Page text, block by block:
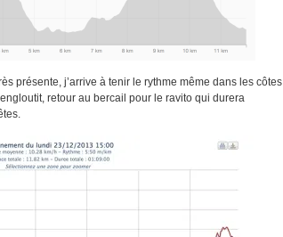
présente, j’arrive à tenir le rythme même dans les côtes
retour au bercail pour le ravito qui durera